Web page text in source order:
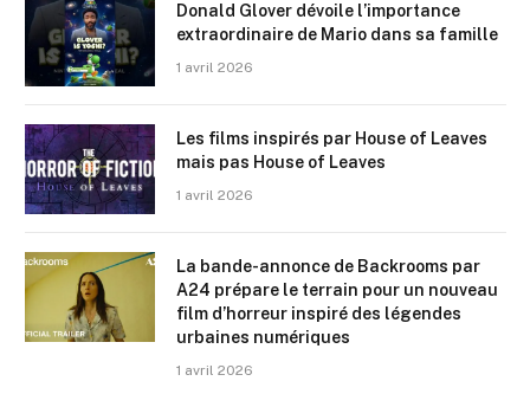
Donald Glover dévoile l’importance
extraordinaire de Mario dans sa famille
1 avril 2026
Les films inspirés par House of Leaves
mais pas House of Leaves
1 avril 2026
La bande-annonce de Backrooms par
A24 prépare le terrain pour un nouveau
film d’horreur inspiré des légendes
urbaines numériques
1 avril 2026